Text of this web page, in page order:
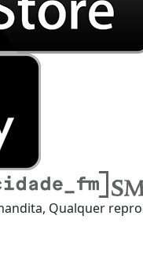
Qualquer